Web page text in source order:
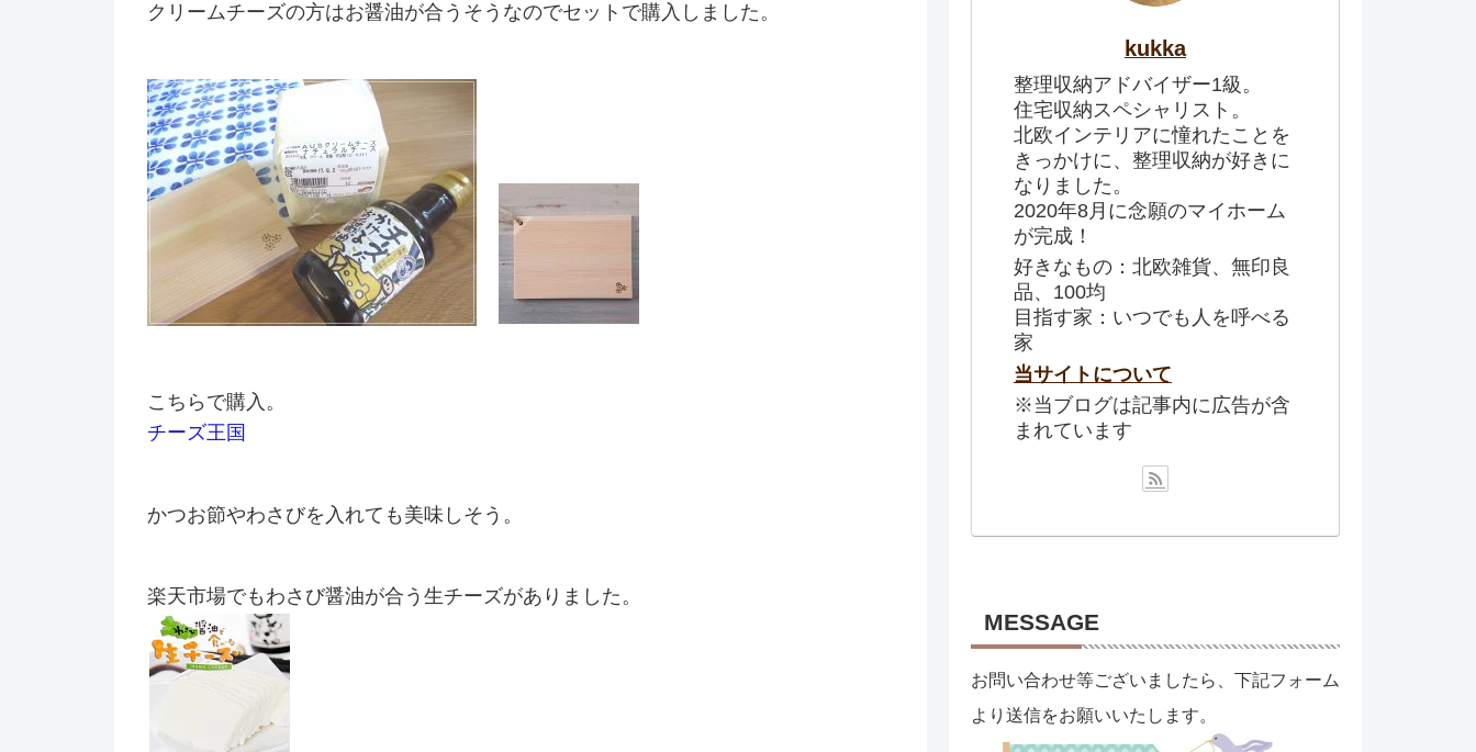
クリームチーズの方はお醤油が合うそうなのでセットで購入しました。
こちらで購入。
チーズ王国
かつお節やわさびを入れても美味しそう。
楽天市場でもわさび醤油が合う生チーズがありました。
kukka
整理収納アドバイザー1級。
住宅収納スペシャリスト。
北欧インテリアに憧れたことを
きっかけに、整理収納が好きに
なりました。
2020年8月に念願のマイホーム
が完成！
好きなもの：北欧雑貨、無印良
品、100均
目指す家：いつでも人を呼べる
家
当サイトについて
※当ブログは記事内に広告が含
まれています
MESSAGE
お問い合わせ等ございましたら、下記フォーム
より送信をお願いいたします。